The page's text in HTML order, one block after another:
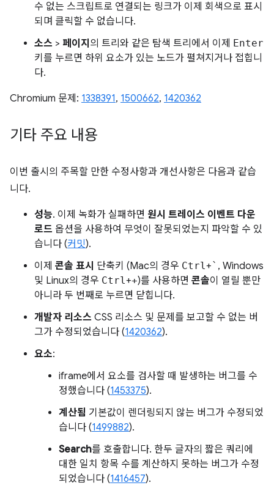
수 없는 스크립트로 연결되는 링크가 이제 회색으로 표시
되며 클릭할 수 없습니다.
소스 > 페이지 의 트리와 같은 탐색 트리에서 이제 Enter
키를 누르면 하위 요소가 있는 노드가 펼쳐지거나 접힙니
다.
Chromium 문제: 1338391, 1500662, 1420362
기타 주요 내용
이번 출시의 주목할 만한 수정사항과 개선사항은 다음과 같습
니다.
성능. 이제 녹화가 실패하면 원시 트레이스 이벤트 다운
로드 옵션을 사용하여 무엇이 잘못되었는지 파악할 수 있
습니다 (커밋).
이제 콘솔 표시 단축키 (Mac의 경우 Ctrl+ ` , Windows
및 Linux의 경우 Ctrl++)를 사용하면 콘솔이 열릴 뿐만
아니라 두 번째로 누르면 닫힙니다.
개발자 리소스 CSS 리소스 및 문제를 보고할 수 없는 버
그가 수정되었습니다 (1420362).
요소:
iframe에서 요소를 검사할 때 발생하는 버그를 수
정했습니다 (1453375).
계산됨 기본값이 렌더링되지 않는 버그가 수정되었
습니다 (1499882).
Search를 호출합니다. 한두 글자의 짧은 쿼리에
대한 일치 항목 수를 계산하지 못하는 버그가 수정
되었습니다 (1416457).